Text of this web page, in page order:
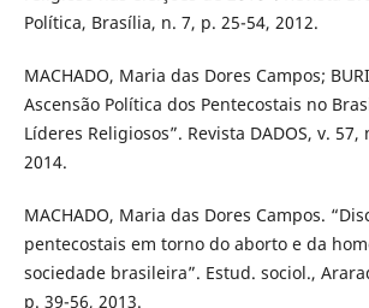
Política, Brasília, n. 7, p. 25-54, 2012.
MACHADO, Maria das Dores Campos;
Ascensão Política dos Pentecostais no
Líderes Religiosos”. Revista DADOS, v. 57,
2014.
MACHADO, Maria das Dores Campos.
pentecostais em torno do aborto e da
sociedade brasileira”. Estud. sociol.,
p. 39-56, 2013.